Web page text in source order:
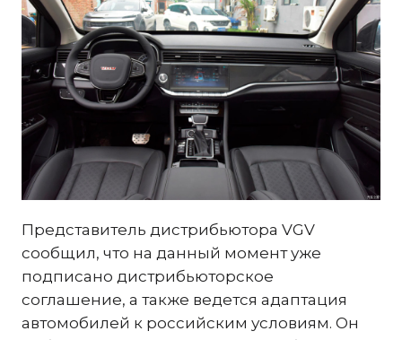
Представитель дистрибьютора VGV
сообщил, что на данный момент уже
подписано дистрибьюторское
соглашение, а также ведется адаптация
автомобилей к российским условиям. Он